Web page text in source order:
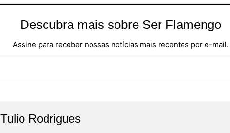
Descubra mais sobre Ser Flamengo
Assine para receber nossas notícias mais recentes por e-mail.
Tulio Rodrigues